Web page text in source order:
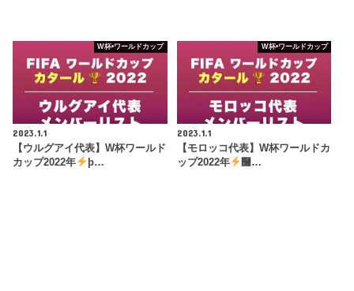
W杯•ワールドカップ
2023.1.1
【ウルグアイ代表】W杯ワールド
カップ2022年
þ…
W杯•ワールドカップ
2023.1.1
【モロッコ代表】W杯ワールドカ
ップ2022年
࿠…